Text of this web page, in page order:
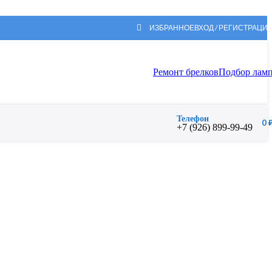
ИЗБРАННОЕВХОД /
Ремонт брелковПодбор
Телефон
+7 (926) 899-99-49 0